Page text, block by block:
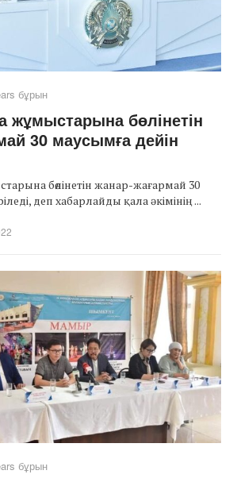
бұрын
жұмыстарына бөлінетін
30 маусымға дейін
бөлінетін жанар-жағармай 30
деп хабарлайды қала әкімінің ...
бұрын